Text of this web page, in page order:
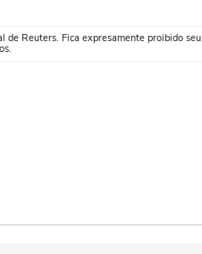
de Reuters. Fica expresamente proibido seu